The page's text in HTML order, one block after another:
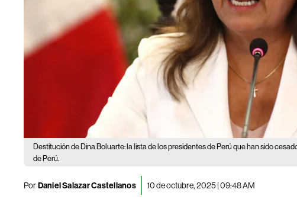
Destitución de Dina Boluarte: la lista de los presidentes de Perú que han sido
de Perú.
PorDaniel Salazar Castellanos 10 de octubre, 2025 | 09:48 AM